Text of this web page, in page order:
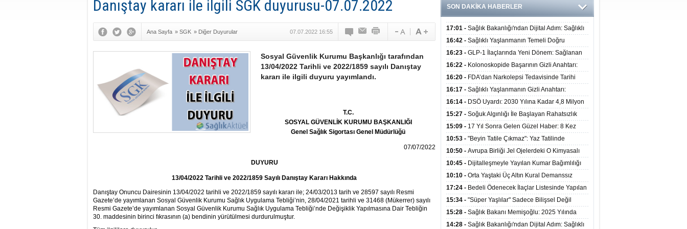
Danıştay kararı ile ilgili SGK duyurusu-07.07.2022
Ana Sayfa » SGK » Diğer Duyurular 07.07.2022 16:55
Sosyal Güvenlik Kurumu Başkanlığı tarafından
13/04/2022 Tarihli ve 2022/1859 sayılı Danıştay
kararı ile ilgili duyuru yayımlandı.
T.C.
SOSYAL GÜVENLİK KURUMU BAŞKANLIĞI
Genel Sağlık Sigortası Genel Müdürlüğü
07/07/2022
DUYURU
13/04/2022 Tarihli ve 2022/1859 Sayılı Danıştay Kararı Hakkında
Danıştay Onuncu Dairesinin 13/04/2022 tarihli ve 2022/1859 sayılı kararı ile; 24/03/2013 tarih ve 28597 sayılı Resmi
Gazete’de yayımlanan Sosyal Güvenlik Kurumu Sağlık Uygulama Tebliği’nin, 28/04/2021 tarihli ve 31468 (Mükerrer) sayılı
Resmi Gazete’de yayımlanan Sosyal Güvenlik Kurumu Sağlık Uygulama Tebliği’nde Değişiklik Yapılmasına Dair Tebliğin
30. maddesinin birinci fıkrasının (a) bendinin yürütülmesi durdurulmuştur.
SON DAKİKA HABERLER
17:01 - Sağlık Bakanlığı'ndan Dijital Adım: Sağlıklı
Hayat Merkezlerinde Uzaktan Danışmanlık Dönemi
Başladı
16:42 - Sağlıklı Yaşlanmanın Temeli Doğru
Beslenmeden Geçiyor: İleri Yaşta Hangi Besin
Öğelerine İhtiyaç Duyuluyor?
16:23 - GLP-1 İlaçlarında Yeni Dönem: Sağlanan
Faydalar Yalnızca Kilo Kaybıyla Sınırlı Değil
16:22 - Kolonoskopide Başarının Gizli Anahtarı:
Yetersiz Bağırsak Temizliği Poliplerin Gözden
Kaçmasına Neden Oluyor
16:20 - FDA’dan Narkolepsi Tedavisinde Tarihi
Onay: Oreksin Sistemini Hedefleyen İlk İlaç
Kullanıma Sunuldu
16:17 - Sağlıklı Yaşlanmanın Gizli Anahtarı:
Düzenli Kuvvet Antrenmanı Kas Ve Kemik Sağlığını
Koruyor
16:14 - DSÖ Uyardı: 2030 Yılına Kadar 4,8 Milyon
Hemşire ve Ebe Açığı Oluşabilir
15:27 - Soğuk Algınlığı İle Başlayan Rahatsızlık
Karaciğer Yetmezliği Çıktı: 17 Yıl Sonra Nakille
Hayata Tutundu
15:09 - 17 Yıl Sonra Gelen Güzel Haber: 8 Kez
Reddedilen Hastaya 9'uncu Çağrıda Nakil Yapıldı
10:53 - "Beyin Tatile Çıkmaz": Yaz Tatilinde
Öğrenilenlerin Yüzde 39'u Unutulabiliyor
10:50 - Avrupa Birliği Jel Ojelerdeki O Kimyasalı
Yasakladı: Kısırlık ve Alerji Riski Uyarısı
10:45 - Dijitalleşmeyle Yayılan Kumar Bağımlılığı
Beyni ve Aileyi Yıkıma Uğratıyor
10:10 - Orta Yaştaki Üç Altın Kural Demanssız
Yaşamı 13 Yıl Uzatabiliyor
17:24 - Bedeli Ödenecek İlaçlar Listesinde Yapılan
Düzenlemeler Hakkında Duyuru 2026/30
15:34 - "Süper Yaşlılar" Sadece Bilişsel Değil
Fiziksel Olarak da Daha Sağlıklı Yaşıyor
15:28 - Sağlık Bakanı Memişoğlu: 2025 Yılında
300 Bini Aşkın Kişiye Emzirme Eğitimi Verildi
14:28 - Sağlık Bakanlığı'ndan Dijital Adım: Sağlıklı